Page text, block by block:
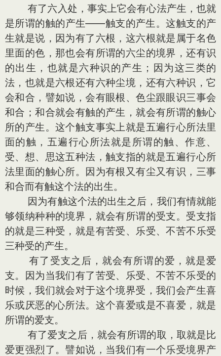
有了六入处，事实上它会有心法产生，也就
是所谓的触的产生——触支的产生。这触支的产
生就是说，因为有了六根，这六根就是属于名色
里面的色，那也会有所谓的六尘的境界，还有识
的出生，也就是六种识的产生；因为这三类的
法，也就是六根还有六种尘境，还有六种识，它
会和合，譬如说，会有眼根、色尘跟眼识三事会
和合；和合就会有触的产生，就会有所谓的触心
所的产生。这个触支事实上就是五遍行心所法里
面的触，五遍行心所法就是所谓的触、作意、
受、想、思这五种法，触支指的就是五遍行心所
法里面的触心所。因为有根又有尘又有识，三事
和合而有触这个法的出生。
因为有触这个法的出生之后，我们有情就能
够领纳种种的境界，就会有所谓的受支。受支指
的就是三种受，就是有苦受、乐受、不苦不乐受
三种受的产生。
有了受支之后，就会有所谓的爱，就是爱
支。因为当我们有了苦受、乐受、不苦不乐受的
时候，我们就会对于这个境界受，我们会产生喜
乐或厌恶的心所法。这个喜爱或是不喜爱，就是
所谓的爱支。
有了爱支之后，就会有所谓的取，取就是比
爱更强烈了。譬如说，当我们有一个乐受境界产